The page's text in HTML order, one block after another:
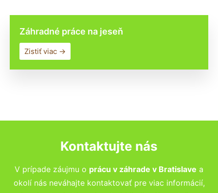
Záhradné práce na jeseň
Zistiť viac →
Kontaktujte nás
V prípade záujmu o prácu v záhrade v Bratislave a
okolí nás neváhajte kontaktovať pre viac informácií,